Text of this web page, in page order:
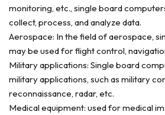
monitoring, etc., single board
collect, process, and analyze data.
Aerospace: In the field of aerospace,
may be used for flight control,
Military applications: Single board
military applications, such as military
reconnaissance, radar, etc.
Medical equipment: used for medical